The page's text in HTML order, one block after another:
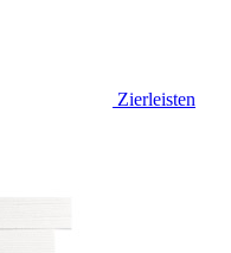
Zierleisten